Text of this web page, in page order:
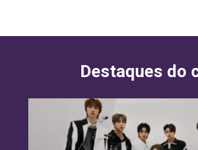
Destaques do